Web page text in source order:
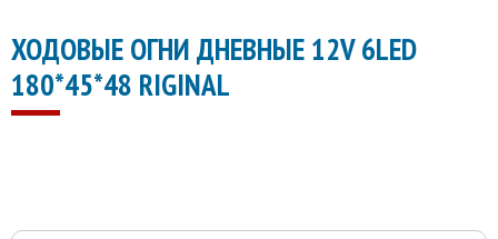
ХОДОВЫЕ ОГНИ ДНЕВНЫЕ 12V 6LED
180*45*48 RIGINAL